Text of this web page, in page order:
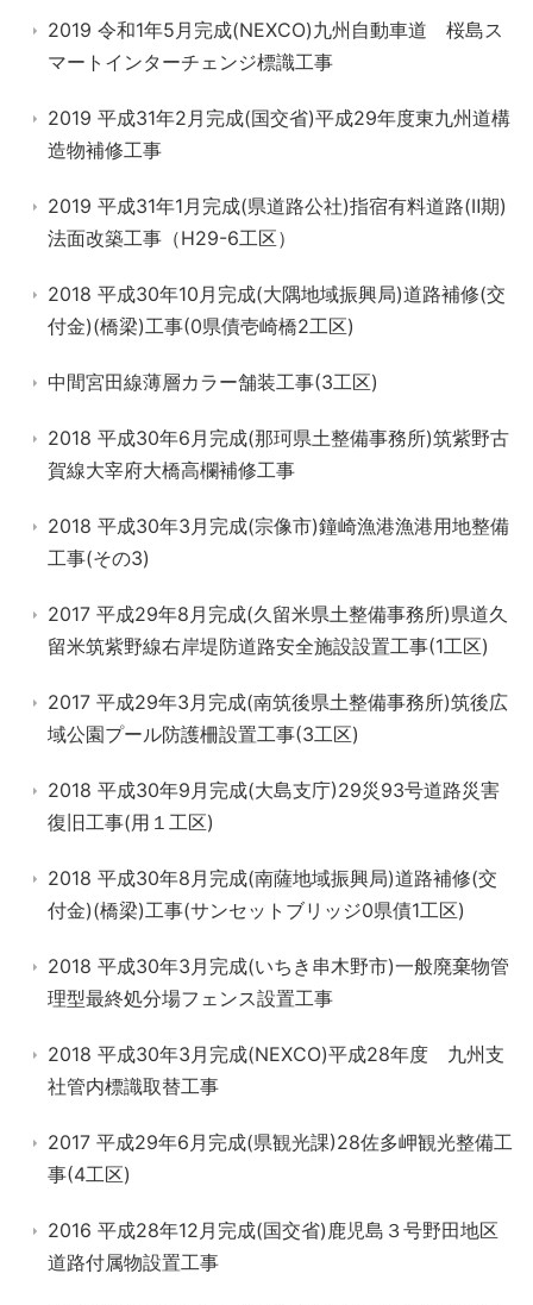
2019 令和1年5月完成(NEXCO)九州自動車道 桜島ス
マートインターチェンジ標識工事
2019 平成31年2月完成(国交省)平成29年度東九州道構
造物補修工事
2019 平成31年1月完成(県道路公社)指宿有料道路(Ⅱ期)
法面改築工事（H29-6工区）
2018 平成30年10月完成(大隅地域振興局)道路補修(交
付金)(橋梁)工事(0県債壱崎橋2工区)
中間宮田線薄層カラー舗装工事(3工区)
2018 平成30年6月完成(那珂県土整備事務所)筑紫野古
賀線大宰府大橋高欄補修工事
2018 平成30年3月完成(宗像市)鐘崎漁港漁港用地整備
工事(その3)
2017 平成29年8月完成(久留米県土整備事務所)県道久
留米筑紫野線右岸堤防道路安全施設設置工事(1工区)
2017 平成29年3月完成(南筑後県土整備事務所)筑後広
域公園プール防護柵設置工事(3工区)
2018 平成30年9月完成(大島支庁)29災93号道路災害
復旧工事(用１工区)
2018 平成30年8月完成(南薩地域振興局)道路補修(交
付金)(橋梁)工事(サンセットブリッジ0県債1工区)
2018 平成30年3月完成(いちき串木野市)一般廃棄物管
理型最終処分場フェンス設置工事
2018 平成30年3月完成(NEXCO)平成28年度 九州支
社管内標識取替工事
2017 平成29年6月完成(県観光課)28佐多岬観光整備工
事(4工区)
2016 平成28年12月完成(国交省)鹿児島３号野田地区
道路付属物設置工事